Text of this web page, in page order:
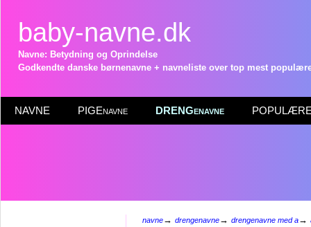
baby-navne.dk
Navne: Betydning og Oprindelse
Godkendte danske børnenavne + navneliste over top mest
NAVNE PIGEnavne DRENGenavne POPULÆRE
navne→ drengenavne→ drengenavne med a→